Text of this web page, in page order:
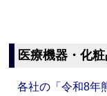
医療機器・化
各社の「令和8年